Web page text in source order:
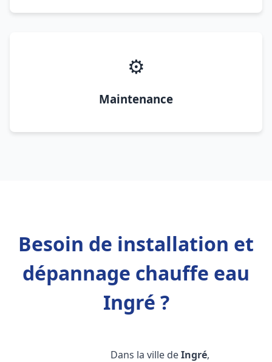
⚙️
Maintenance
Besoin de installation et
dépannage chauffe eau
Ingré ?
Dans la ville deIngré,